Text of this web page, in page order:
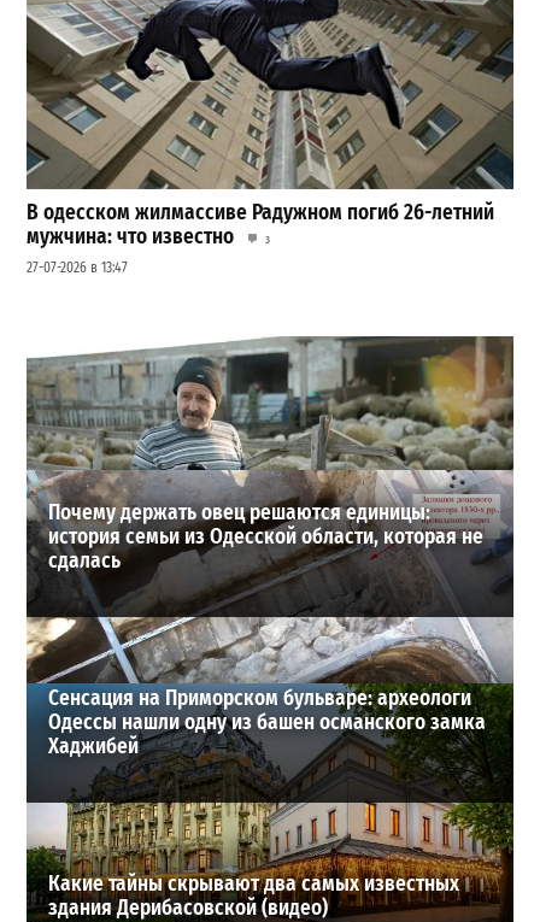
В одесском жилмассиве Радужном погиб 26-летний
мужчина: что известно
3
27-07-2026 в 13:47
Шезлонги, бунгало и VIP-зоны: сколько придется
заплатить за отдых в Аркадии
21-07-2026 в 19:23
ВИБОР РЕДАКЦИИ
Почему держать овец решаются единицы:
история семьи из Одесской области, которая не
сдалась
Сенсация на Приморском бульваре: археологи
Одессы нашли одну из башен османского замка
Хаджибей
Какие тайны скрывают два самых известных
здания Дерибасовской (видео)